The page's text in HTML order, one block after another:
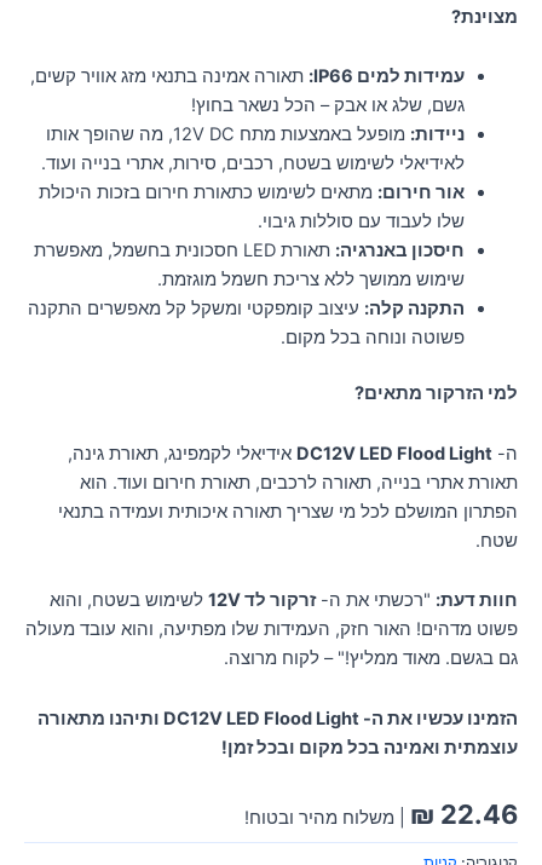
מצוינת?
עמידות למים IP66:
תאורה אמינה בתנאי מזג אוויר קשים,
גשם, שלג או אבק – הכל נשאר בחוץ!
ניידות:
מופעל באמצעות מתח 12V DC, מה שהופך אותו
לאידיאלי לשימוש בשטח, רכבים, סירות, אתרי בנייה ועוד.
אור חירום: מתאים לשימוש כתאורת חירום בזכות היכולת
שלו לעבוד עם סוללות גיבוי.
חיסכון באנרגיה:
תאורת LED חסכונית בחשמל, מאפשרת
שימוש ממושך ללא צריכת חשמל מוגזמת.
התקנה קלה: עיצוב קומפקטי ומשקל קל מאפשרים התקנה
פשוטה ונוחה בכל מקום.
למי הזרקור מתאים?
ה- DC12V LED Flood Light אידיאלי לקמפינג, תאורת גינה,
תאורת אתרי בנייה, תאורה לרכבים, תאורת חירום ועוד. הוא
הפתרון המושלם לכל מי שצריך תאורה איכותית ועמידה בתנאי
שטח.
חוות דעת: "רכשתי את ה-זרקור לד 12V
לשימוש בשטח, והוא
פשוט מדהים! האור חזק, העמידות שלו מפתיעה, והוא עובד מעולה
גם בגשם. מאוד ממליץ!" – לקוח מרוצה.
הזמינו עכשיו את ה- DC12V LED Flood Light ותיהנו מתאורה
עוצמתית ואמינה בכל מקום ובכל זמן!
₪ 22.46 | משלוח מהיר ובטוח!